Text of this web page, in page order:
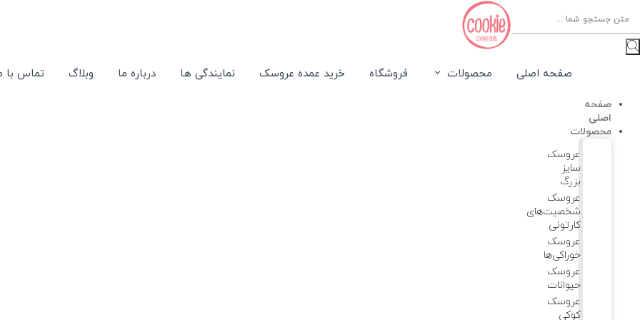
search
صفحه اصلی محصولات فروشگاه خرید عمده عروسک نمایندگی ها درباره ما وبلاگ تماس با
صفحه
اصلی
محصولات
عروسک
سایز
بزرگ
عروسک‌
شخصیت‌های
کارتونی
عروسک
خوراکی‌ها
عروسک
حیوانات
عروسک
کوکی